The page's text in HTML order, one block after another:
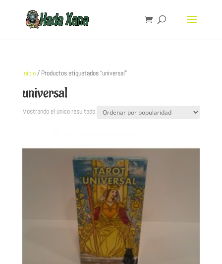
Inicio/ Productos etiquetados “universal”
universal
Mostrando el único resultado